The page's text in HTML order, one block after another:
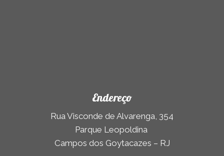
Endereço
Rua Visconde de Alvarenga, 354
Parque Leopoldina
Campos dos Goytacazes – RJ